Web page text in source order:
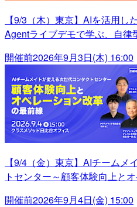
【9/3（木）東京】AIを活用し
Agentライブデモで学ぶ、自律
開催前2026年9月3日(木) 16:00
【9/4（金）東京】AIチームメ
トセンター～顧客体験向上と
開催前2026年9月4日(金) 15:00